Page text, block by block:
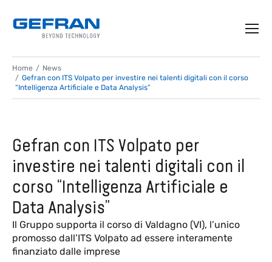
Home
News
Gefran con ITS Volpato per investire nei talenti digitali con il corso
“Intelligenza Artificiale e Data Analysis”
Gefran con ITS Volpato per
investire nei talenti digitali con il
corso “Intelligenza Artificiale e
Data Analysis”
Il Gruppo supporta il corso di Valdagno (VI), l’unico
promosso dall’ITS Volpato ad essere interamente
finanziato dalle imprese